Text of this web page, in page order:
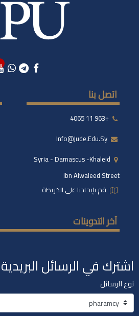
اتصل بنا
+963 11 4065
Syria - Damascus -khaleid
Ibn Alwaleed Street
قم بإيجادنا على الخريطة
آخر التدوينات
اشترك في الرسائل البريدية
نوع الرسائل